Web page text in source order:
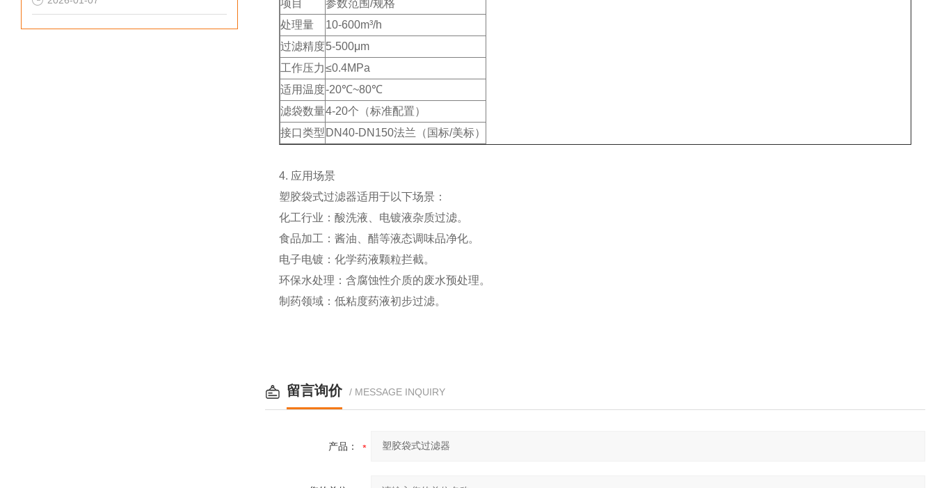
项目
参数范围/规格
处理量
10-600m³/h
过滤精度5-500μm
工作压力≤0.4MPa
适用温度-20℃~80℃
滤袋数量4-20个（标准配置）
接口类型 DN40-DN150法兰（国标/美标）
4. 应用场景
塑胶袋式过滤器适用于以下场景：
化工行业：酸洗液、电镀液杂质过滤。
食品加工：酱油、醋等液态调味品净化。
电子电镀：化学药液颗粒拦截。
环保水处理：含腐蚀性介质的废水预处理。
制药领域：低粘度药液初步过滤。
留言询价 / MESSAGE INQUIRY
产品：